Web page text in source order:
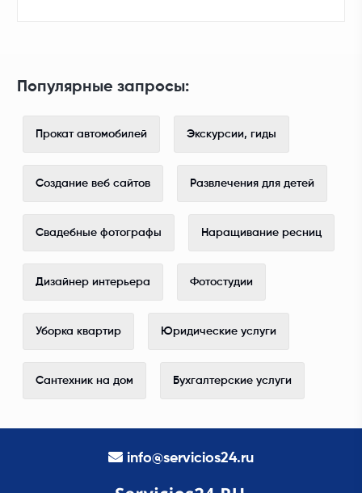
Популярные запросы:
Прокат автомобилей Экскурсии, гиды
Создание веб сайтов Развлечения для детей
Свадебные фотографы Наращивание ресниц
Дизайнер интерьера Фотостудии
Уборка квартир Юридические услуги
Сантехник на дом Бухгалтерские услуги
info@servicios24.ru